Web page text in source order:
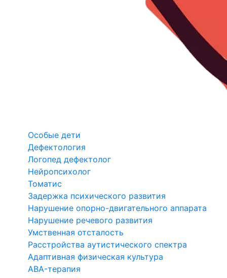
Особые дети
Дефектология
Логопед дефектолог
Нейропсихолог
Томатис
Задержка психического развития
Нарушение опорно-двигательного аппарата
Нарушение речевого развития
Умственная отсталость
Расстройства аутистического спектра
Адаптивная физическая культура
ABA-терапия